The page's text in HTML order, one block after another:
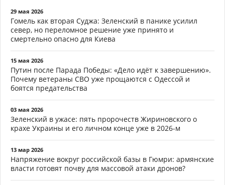
29 мая 2026
Гомель как вторая Суджа: Зеленский в панике усилил
север, но переломное решение уже принято и
смертельно опасно для Киева
15 мая 2026
Путин после Парада Победы: «Дело идёт к завершению».
Почему ветераны СВО уже прощаются с Одессой и
боятся предательства
03 мая 2026
Зеленский в ужасе: пять пророчеств Жириновского о
крахе Украины и его личном конце уже в 2026-м
13 мар 2026
Напряжение вокруг российской базы в Гюмри: армянские
власти готовят почву для массовой атаки дронов?